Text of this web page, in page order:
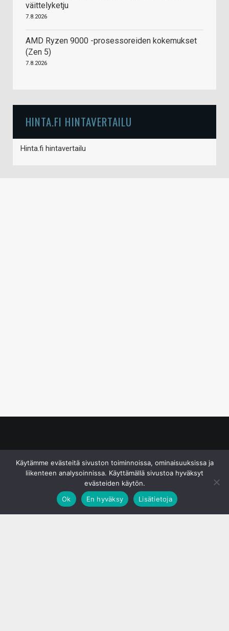
väittelyketju
7.8.2026
AMD Ryzen 9000 -prosessoreiden kokemukset
(Zen 5)
7.8.2026
HINTA.FI HINTAVERTAILU
Hinta.fi hintavertailu
Käytämme evästeitä sivuston toiminnoissa, ominaisuuksissa ja
liikenteen analysoinnissa. Käyttämällä sivustoa hyväksyt
evästeiden käytön.
Ok
En hyväksy Lisätietoja